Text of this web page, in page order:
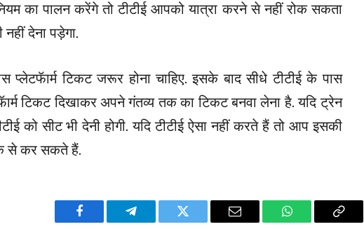
का पालन करेंगे तो टीटीई आपको यात्रा करने से नहीं रोक सकता
देना पड़ेगा.
प्लेटफॅार्म टिकट जरूर होना चाहिए. इसके बाद सीधे टीटीई के पास
टिकट दिखाकर अपने गंतव्य तक का टिकट बनवा लेना है. यदि ट्रेन
को सीट भी देनी होगी. यदि टीटीई ऐसा नहीं करते हैं तो आप इसकी
से कर सकते हैं.
Facebook Telegram Twitter Email WhatsAppCopy